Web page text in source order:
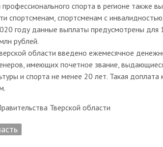
спорта в регионе также
спортсменам, спортсменам с
году данные выплаты предусмотрены
рублей.
области введено ежемесячное
имеющих почетное звание,
и спорта не менее 20 лет. Такая
Тверской области